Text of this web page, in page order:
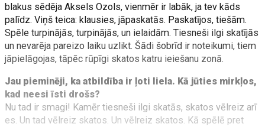
blakus sēdēja Aksels Ozols, vienmēr ir labāk, ja tev kāds
palīdz. Viņš teica: klausies, jāpaskatās. Paskatījos, tiešām.
Spēle turpinājās, turpinājās, un ielaidām. Tiesneši ilgi skatījās
un nevarēja pareizo laiku uzlikt. Šādi šobrīd ir noteikumi, tiem
jāpielāgojas, tāpēc rūpīgi skatos katru ieiešanu zonā.
Jau pieminēji, ka atbildība ir ļoti liela. Kā jūties mirkļos,
kad neesi īsti drošs?
Nu tad ir smagi! Kamēr tiesneši ilgi skatās, skatos vēlreiz arī
es. Un tad vēlreiz skatos. Un vēlreiz skatos. Kā spēlē pret